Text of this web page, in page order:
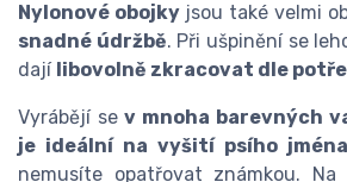
Nylonové obojkyjsou také velmi
snadné údržbě. Při ušpinění se
dají libovolně zkracovat dle
Vyrábějí sev mnoha barevných
je ideální na vyšití psího jména
nemusíte opatřovat známkou.